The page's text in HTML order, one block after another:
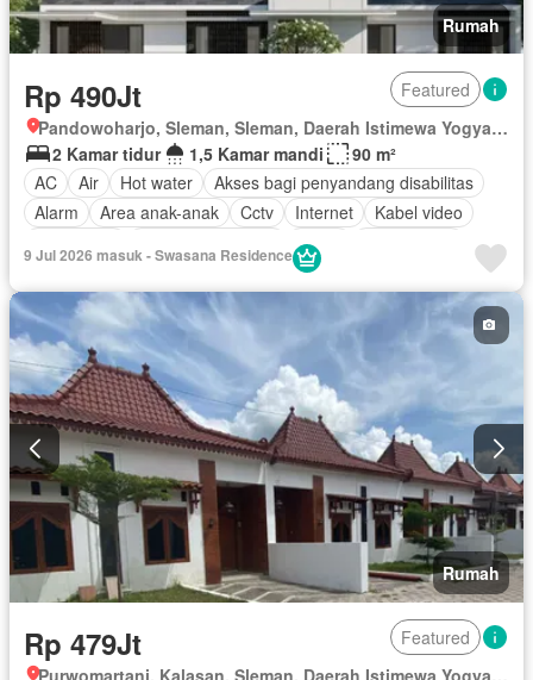
Rumah
Rp 490Jt
Featured
Pandowoharjo, Sleman, Sleman, Daerah Istimewa Yogyakarta
2 Kamar tidur
1,5 Kamar mandi
90 m²
AC
Air Hot water
Akses bagi penyandang disabilitas
Alarm
Area anak-anak Cctv Internet
Kabel video
Listrik
Pemandangan panorama
Taman
Telephone Televisi
Panggang
Teras
Halaman Wifi Tanpa perabotan
9 Jul 2026 masuk - Swasana Residence
Rumah
Rp 479Jt
Featured